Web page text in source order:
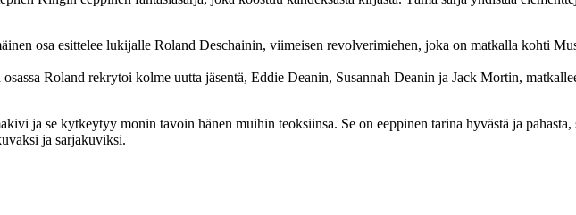
osa esittelee lukijalle Roland Deschainin, viimeisen revolverimiehen, joka on matkalla kohti
osassa Roland rekrytoi kolme uutta jäsentä, Eddie Deanin, Susannah Deanin ja Jack Mortin,
ja se kytkeytyy monin tavoin hänen muihin teoksiinsa. Se on eeppinen tarina hyvästä ja pahasta,
ja sarjakuviksi.